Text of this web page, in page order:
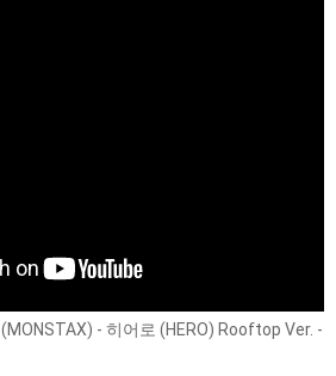
- 히어로 (HERO) Rooftop Ver. -